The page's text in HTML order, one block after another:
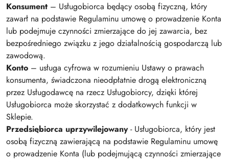
Konsument – Usługobiorca będący osobą fizyczną, który
zawarł na podstawie Regulaminu umowę o prowadzenie Konta
lub podejmuje czynności zmierzające do jej zawarcia, bez
bezpośredniego związku z jego działalnością gospodarczą lub
zawodową.
Konto – usługa cyfrowa w rozumieniu Ustawy o prawach
konsumenta, świadczona nieodpłatnie drogą elektroniczną
przez Usługodawcę na rzecz Usługobiorcy, dzięki której
Usługobiorca może skorzystać z dodatkowych funkcji w
Sklepie.
Przedsiębiorca uprzywilejowany- Usługobiorca, który jest
osobą fizyczną zawierającą na podstawie Regulaminu umowę
o prowadzenie Konta (lub podejmującą czynności zmierzające